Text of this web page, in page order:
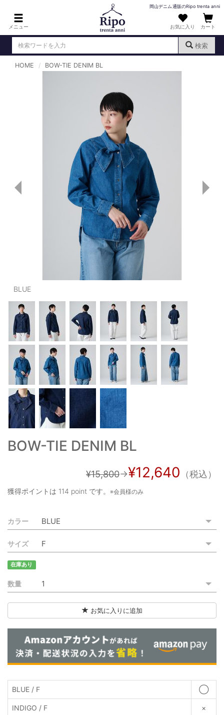
メニュー
岡山デニム通販のRipo trenta anni
お気に入り カート
検索
TOPS : トップス
T-SHIRT : Tシャツ
KNIT : ニット
SHIRT : シャツ
OUTERS : アウター
LADIES : レディース
DENIM : デニム
PANTS/SKIRT : パンツ・スカート
TOPS : トップス
OUTERS : アウター
OUTLET : アウトレット
MENS : メンズ
LADIES : レディース
新規会員登録
特定商取引法に基づく表記
お問い合わせ
HOME BOW-TIE DENIM BL
BLUE
BOW-TIE DENIM BL
¥15,800→¥12,640 （税込）
獲得ポイントは 114 point です。 ※会員様のみ
カラー
サイズ
在庫あり
数量
お気に入りに追加
BLUE / F ◯
INDIGO / F ×